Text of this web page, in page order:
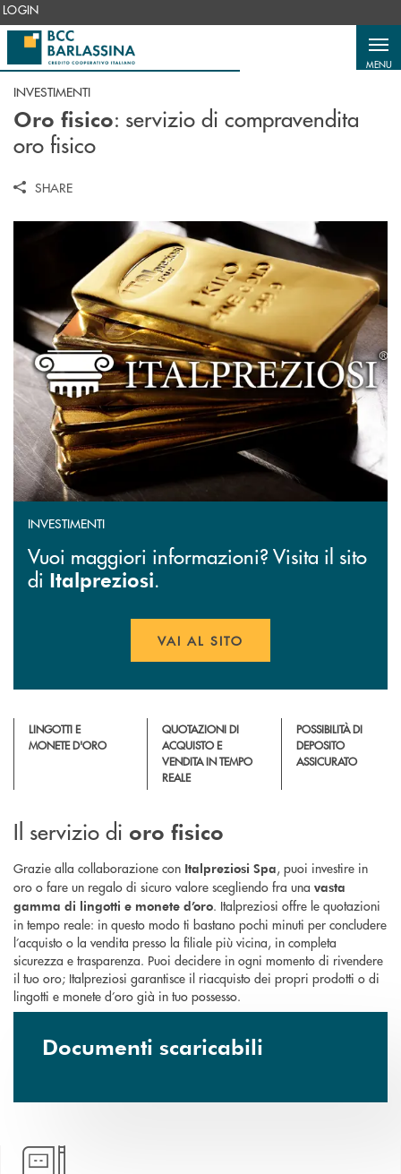
Salta al contenuto principale
LOGIN
MENU
INVESTIMENTI
Oro fisico: servizio di compravendita
oro fisico
SHARE
INVESTIMENTI
Vuoi maggiori informazioni? Visita il sito
di Italpreziosi.
VAI AL SITO
LINGOTTI E
MONETE D'ORO
QUOTAZIONI DI
ACQUISTO E
VENDITA IN TEMPO
REALE
POSSIBILITÀ DI
DEPOSITO
ASSICURATO
Il servizio di oro fisico
Grazie alla collaborazione con Italpreziosi Spa, puoi investire in
oro o fare un regalo di sicuro valore scegliendo fra una vasta
gamma di lingotti e monete d’oro. Italpreziosi offre le quotazioni
in tempo reale: in questo modo ti bastano pochi minuti per concludere
l’acquisto o la vendita presso la filiale più vicina, in completa
sicurezza e trasparenza. Puoi decidere in ogni momento di rivendere
il tuo oro; Italpreziosi garantisce il riacquisto dei propri prodotti o di
lingotti e monete d’oro già in tuo possesso.
Documenti scaricabili